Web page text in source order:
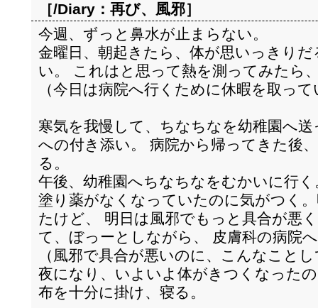
［/Diary： 再び、風邪］
今週、ずっと鼻水が止まらない。
金曜日、朝起きたら、体が思いっきり
い。 これはと思って熱を測ってみたら
（今日は病院へ行くために休暇を取っ
寒気を我慢して、ちなちなを幼稚園へ
への付き添い。 病院から帰ってきた後
る。
午後、幼稚園へちなちなをむかいに行く
塗り薬がなくなっていたのに気がつく
たけど、 明日は風邪でもっと具合が悪
て、ぼっーとしながら、 皮膚科の病院
（風邪で具合が悪いのに、こんなこと
夜になり、いよいよ体がきつくなった
布を十分に掛け、寝る。